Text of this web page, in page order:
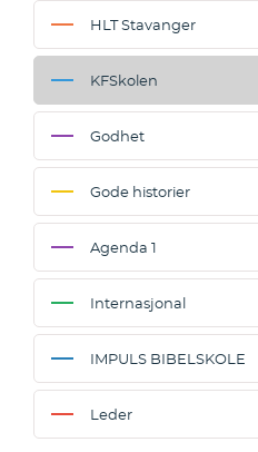
HLT Stavanger
KFSkolen
Godhet
Gode historier
Agenda 1
Internasjonal
IMPULS BIBELSKOLE
Leder